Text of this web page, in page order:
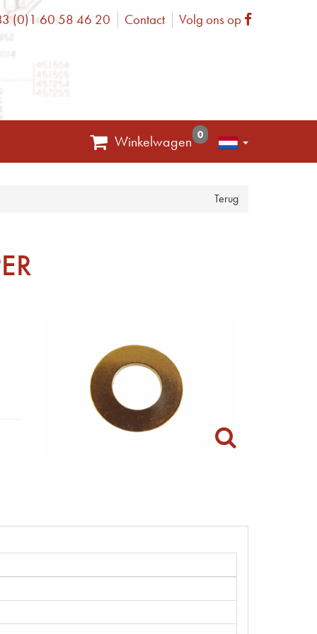
(0)1 60 58 46 20 Contact Volg ons op Facebook
Winkelwagen 0
Terug